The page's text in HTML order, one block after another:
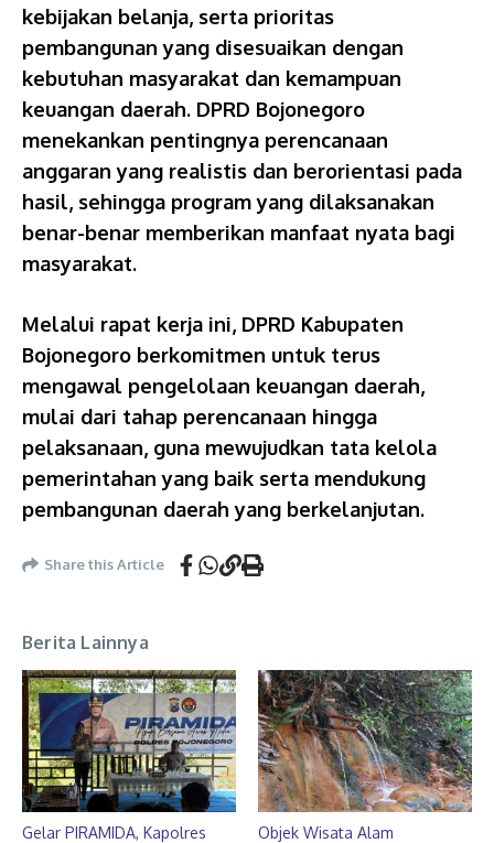
kebijakan belanja, serta prioritas
pembangunan yang disesuaikan dengan
kebutuhan masyarakat dan kemampuan
keuangan daerah. DPRD Bojonegoro
menekankan pentingnya perencanaan
anggaran yang realistis dan berorientasi pada
hasil, sehingga program yang dilaksanakan
benar-benar memberikan manfaat nyata bagi
masyarakat.
Melalui rapat kerja ini, DPRD Kabupaten
Bojonegoro berkomitmen untuk terus
mengawal pengelolaan keuangan daerah,
mulai dari tahap perencanaan hingga
pelaksanaan, guna mewujudkan tata kelola
pemerintahan yang baik serta mendukung
pembangunan daerah yang berkelanjutan.
Share this Article
Berita Lainnya
Gelar PIRAMIDA, Kapolres Objek Wisata Alam